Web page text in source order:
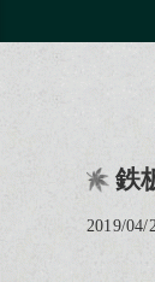
鉄
2019/04/